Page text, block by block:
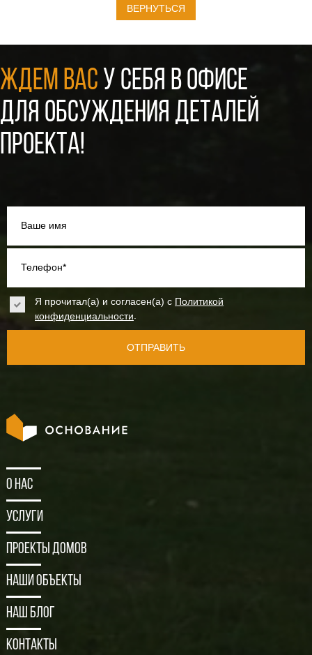
ВЕРНУТЬСЯ
ЖДЕМ ВАС У СЕБЯ В ОФИСЕ
ДЛЯ ОБСУЖДЕНИЯ ДЕТАЛЕЙ
ПРОЕКТА!
Ваше имя
Телефон*
Я прочитал(а) и согласен(а) с Политикой
конфиденциальности.
ОТПРАВИТЬ
О нас
Услуги
Проекты домов
Наши объекты
Наш блог
Контакты